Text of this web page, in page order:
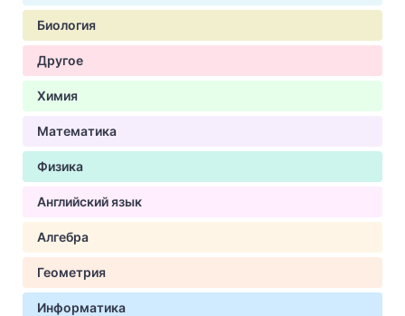
Биология
Другое
Химия
Математика
Физика
Английский язык
Алгебра
Геометрия
Информатика